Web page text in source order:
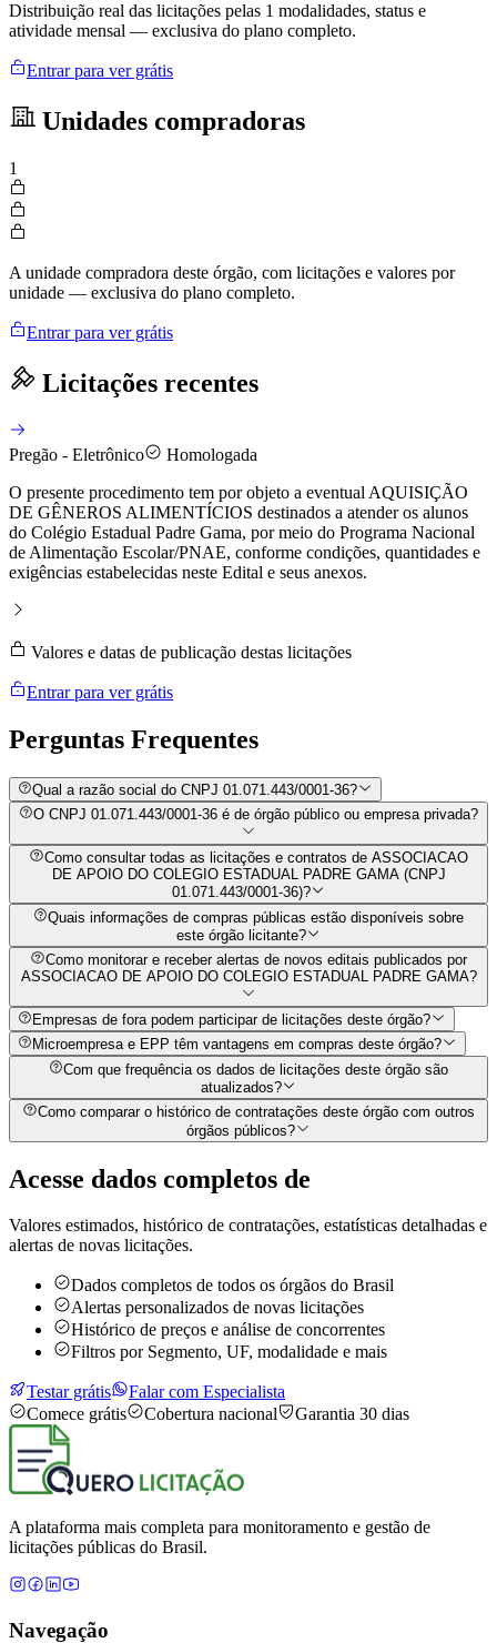
Distribuição real das licitações pelas 1 modalidades, status e
atividade mensal — exclusiva do plano completo.
Entrar para ver grátis
Unidades compradoras
1
A unidade compradora deste órgão, com licitações e valores por
unidade — exclusiva do plano completo.
Entrar para ver grátis
Licitações recentes
Pregão - Eletrônico
Homologada
O presente procedimento tem por objeto a eventual AQUISIÇÃO
DE GÊNEROS ALIMENTÍCIOS destinados a atender os alunos
do Colégio Estadual Padre Gama, por meio do Programa Nacional
de Alimentação Escolar/PNAE, conforme condições, quantidades e
exigências estabelecidas neste Edital e seus anexos.
Valores e datas de publicação destas licitações
Entrar para ver grátis
Perguntas Frequentes
Qual a razão social do CNPJ 01.071.443/0001-36?
O CNPJ 01.071.443/0001-36 é de órgão público ou empresa privada?
Como consultar todas as licitações e contratos de ASSOCIACAO
DE APOIO DO COLEGIO ESTADUAL PADRE GAMA (CNPJ
01.071.443/0001-36)?
Quais informações de compras públicas estão disponíveis sobre
este órgão licitante?
Como monitorar e receber alertas de novos editais publicados por
ASSOCIACAO DE APOIO DO COLEGIO ESTADUAL PADRE GAMA?
Empresas de fora podem participar de licitações deste órgão?
Microempresa e EPP têm vantagens em compras deste órgão?
Com que frequência os dados de licitações deste órgão são
atualizados?
Como comparar o histórico de contratações deste órgão com outros
órgãos públicos?
Acesse dados completos de
Valores estimados, histórico de contratações, estatísticas detalhadas e
alertas de novas licitações.
Dados completos de todos os órgãos do Brasil
Alertas personalizados de novas licitações
Histórico de preços e análise de concorrentes
Filtros por Segmento, UF, modalidade e mais
Testar grátis
Falar com Especialista
Comece grátis
Cobertura nacional Garantia 30 dias
A plataforma mais completa para monitoramento e gestão de
licitações públicas do Brasil.
Navegação